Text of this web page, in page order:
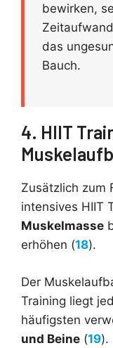
bewirken,
das
Bauch.
4. HIIT
Zusätzlich zum
intensives HIIT
Muskelmasse
erhöhen (18).
Der
Training liegt
häufigsten
und Beine (19).